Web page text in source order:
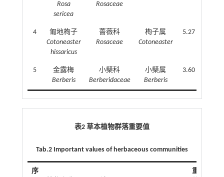
Rosa
sericea
Rosaceae
4
匍地栒子
Cotoneaster
hissaricus
蔷薇科
Rosaceae
栒子属
Cotoneaster
5.27
5
金露梅
Berberis
小檗科
Berberidaceae
小檗属
Berberis
3.60
表2 草本植物群落重要值
Tab.2 Important values of herbaceous communities
序
重要